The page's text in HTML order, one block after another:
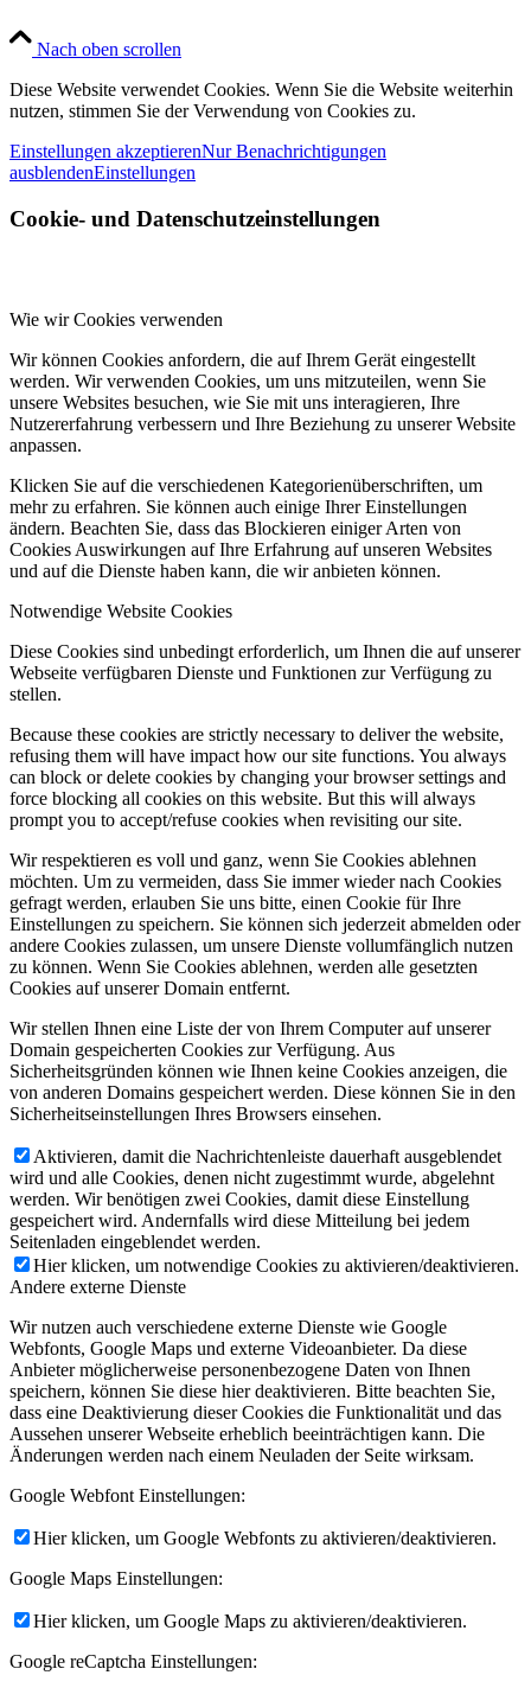
Nach oben scrollen
Diese Website verwendet Cookies. Wenn Sie die Website weiterhin
nutzen, stimmen Sie der Verwendung von Cookies zu.
Einstellungen akzeptierenNur Benachrichtigungen
ausblendenEinstellungen
Cookie- und Datenschutzeinstellungen
Wie wir Cookies verwenden
Wir können Cookies anfordern, die auf Ihrem Gerät eingestellt
werden. Wir verwenden Cookies, um uns mitzuteilen, wenn Sie
unsere Websites besuchen, wie Sie mit uns interagieren, Ihre
Nutzererfahrung verbessern und Ihre Beziehung zu unserer Website
anpassen.
Klicken Sie auf die verschiedenen Kategorienüberschriften, um
mehr zu erfahren. Sie können auch einige Ihrer Einstellungen
ändern. Beachten Sie, dass das Blockieren einiger Arten von
Cookies Auswirkungen auf Ihre Erfahrung auf unseren Websites
und auf die Dienste haben kann, die wir anbieten können.
Notwendige Website Cookies
Diese Cookies sind unbedingt erforderlich, um Ihnen die auf unserer
Webseite verfügbaren Dienste und Funktionen zur Verfügung zu
stellen.
Because these cookies are strictly necessary to deliver the website,
refusing them will have impact how our site functions. You always
can block or delete cookies by changing your browser settings and
force blocking all cookies on this website. But this will always
prompt you to accept/refuse cookies when revisiting our site.
Wir respektieren es voll und ganz, wenn Sie Cookies ablehnen
möchten. Um zu vermeiden, dass Sie immer wieder nach Cookies
gefragt werden, erlauben Sie uns bitte, einen Cookie für Ihre
Einstellungen zu speichern. Sie können sich jederzeit abmelden oder
andere Cookies zulassen, um unsere Dienste vollumfänglich nutzen
zu können. Wenn Sie Cookies ablehnen, werden alle gesetzten
Cookies auf unserer Domain entfernt.
Wir stellen Ihnen eine Liste der von Ihrem Computer auf unserer
Domain gespeicherten Cookies zur Verfügung. Aus
Sicherheitsgründen können wie Ihnen keine Cookies anzeigen, die
von anderen Domains gespeichert werden. Diese können Sie in den
Sicherheitseinstellungen Ihres Browsers einsehen.
Aktivieren, damit die Nachrichtenleiste dauerhaft ausgeblendet
wird und alle Cookies, denen nicht zugestimmt wurde, abgelehnt
werden. Wir benötigen zwei Cookies, damit diese Einstellung
gespeichert wird. Andernfalls wird diese Mitteilung bei jedem
Seitenladen eingeblendet werden.
Hier klicken, um notwendige Cookies zu aktivieren/deaktivieren.
Andere externe Dienste
Wir nutzen auch verschiedene externe Dienste wie Google
Webfonts, Google Maps und externe Videoanbieter. Da diese
Anbieter möglicherweise personenbezogene Daten von Ihnen
speichern, können Sie diese hier deaktivieren. Bitte beachten Sie,
dass eine Deaktivierung dieser Cookies die Funktionalität und das
Aussehen unserer Webseite erheblich beeinträchtigen kann. Die
Änderungen werden nach einem Neuladen der Seite wirksam.
Google Webfont Einstellungen:
Hier klicken, um Google Webfonts zu aktivieren/deaktivieren.
Google Maps Einstellungen:
Hier klicken, um Google Maps zu aktivieren/deaktivieren.
Google reCaptcha Einstellungen: